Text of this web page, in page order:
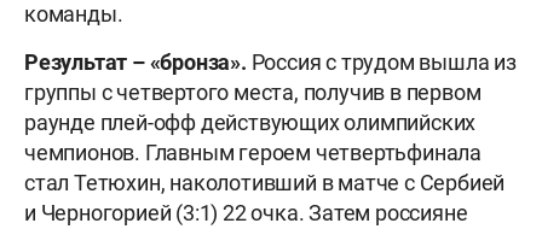
команды.
Результат – «бронза». Россия с трудом вышла из
группы с четвертого места, получив в первом
раунде плей-офф действующих олимпийских
чемпионов. Главным героем четвертьфинала
стал Тетюхин, наколотивший в матче с Сербией
и Черногорией (3:1) 22 очка. Затем россияне